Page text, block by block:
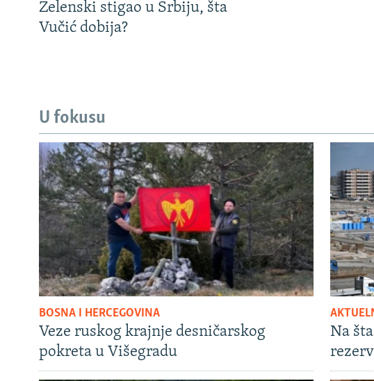
Zelenski stigao u Srbiju, šta
Vučić dobija?
U fokusu
BOSNA I HERCEGOVINA
Veze ruskog krajnje desničarskog
pokreta u Višegradu
Na